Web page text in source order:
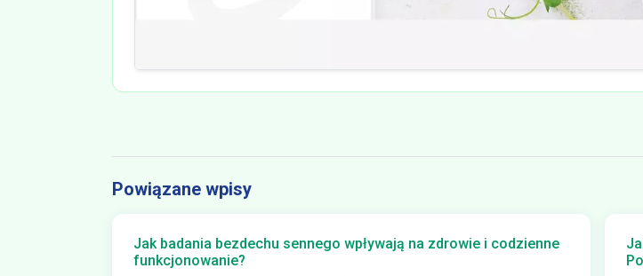
Powiązane wpisy
Jak badania bezdechu sennego wpływają na zdrowie i codzienne
funkcjonowanie?